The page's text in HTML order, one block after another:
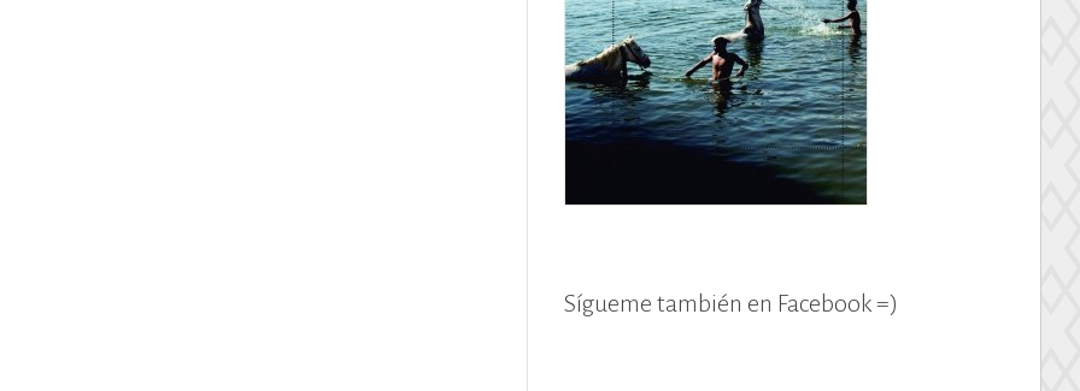
Sígueme también en Facebook =)